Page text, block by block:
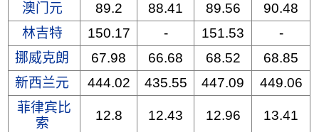
澳门元
89.2 88.41 89.56
90.48
林吉特
150.17 - 151.53
-
挪威克朗
67.98 66.68 68.52
68.85
新西兰元
444.02 435.55 447.09
449.06
菲律宾比
索
12.8 12.43 12.96 13.41